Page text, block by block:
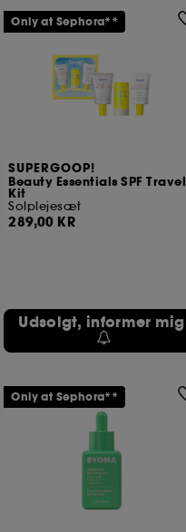
SUPERGOOP!
Beauty Essentials SPF Travel
Kit
Solplejesæt
289,00 KR
Udsolgt, informer mig
Only at Sephora**
Only at Sephora**